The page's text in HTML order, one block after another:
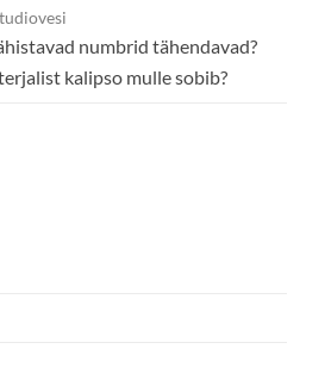
numbrid tähendavad?
kalipso mulle sobib?